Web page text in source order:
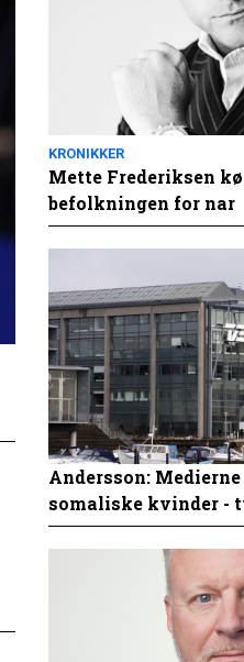
KRONIKKER
Mette Frederiksen
befolkningen for nar
Andersson:
somaliske kvinder -